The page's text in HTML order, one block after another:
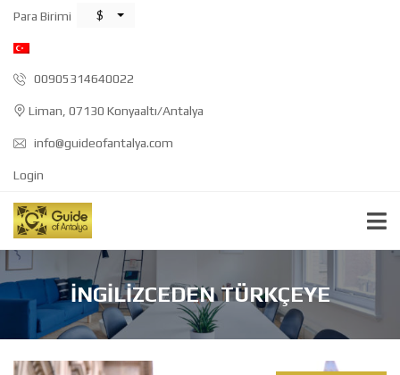
Para Birimi $
00905314640022
Liman, 07130 Konyaaltı/Antalya
info@guideofantalya.com
Login
İNGILIZCEDEN TÜRKÇEYE